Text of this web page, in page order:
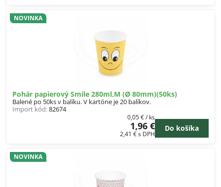
Pohár papierový Smile 280ml,M (Ø 80mm)(50ks)
NOVINKA
Balené po 50ks v balíku. V kartóne je 20 balíkov.
Import kód:82674
1,96 €
2,41 €s DPH
0,05 €/ ks
Do košíka
NOVINKA